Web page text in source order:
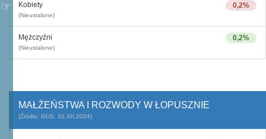
0,2%
Kobiety
(Nieustalone)
0,2%
Mężczyźni
(Nieustalone)
MAŁŻEŃSTWA I ROZWODY W ŁOPUSZNIE
(Źródło: GUS, 31.XII.2024)